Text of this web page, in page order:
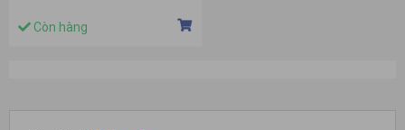
Còn hàng